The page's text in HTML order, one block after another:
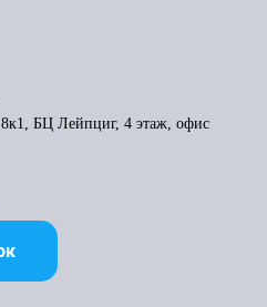
БЦ Лейпциг, 4 этаж, офис